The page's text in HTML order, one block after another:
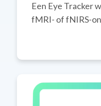
Een Eye Tracker
fMRI- of fNIRS-